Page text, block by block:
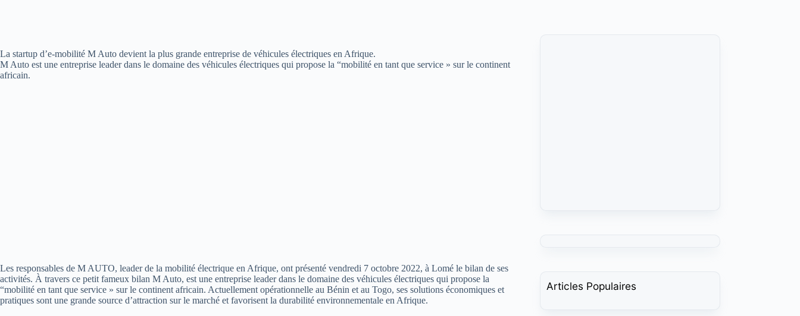
La startup d’e-mobilité M Auto devient la plus grande entreprise de véhicules électriques en Afrique.
M Auto est une entreprise leader dans le domaine des véhicules électriques qui propose la “mobilité en tant que service » sur le continent
africain.
Les responsables de M AUTO, leader de la mobilité électrique en Afrique, ont présenté vendredi 7 octobre 2022, à Lomé le bilan de ses
activités. À travers ce petit fameux bilan M Auto, est une entreprise leader dans le domaine des véhicules électriques qui propose la
“mobilité en tant que service » sur le continent africain. Actuellement opérationnelle au Bénin et au Togo, ses solutions économiques et
pratiques sont une grande source d’attraction sur le marché et favorisent la durabilité environnementale en Afrique.
Articles Populaires